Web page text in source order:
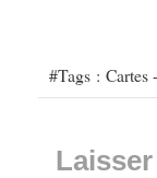
#Tags : Cartes